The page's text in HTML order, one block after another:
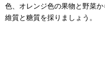
色、オレンジ色の果物と野菜
維質と糖質を採りましょう。